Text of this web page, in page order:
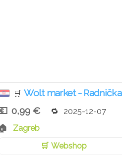
🛒 Wolt market - Radnička
0,99 €
2025-12-07
Zagreb
Webshop